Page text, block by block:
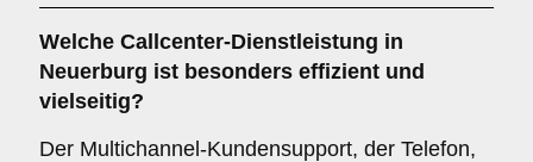
Welche Callcenter-Dienstleistung in
Neuerburg ist besonders effizient und
vielseitig?
Der Multichannel-Kundensupport, der Telefon,